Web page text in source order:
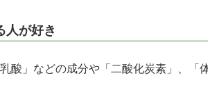
が好き
酸」などの成分や「二酸化炭素」、「